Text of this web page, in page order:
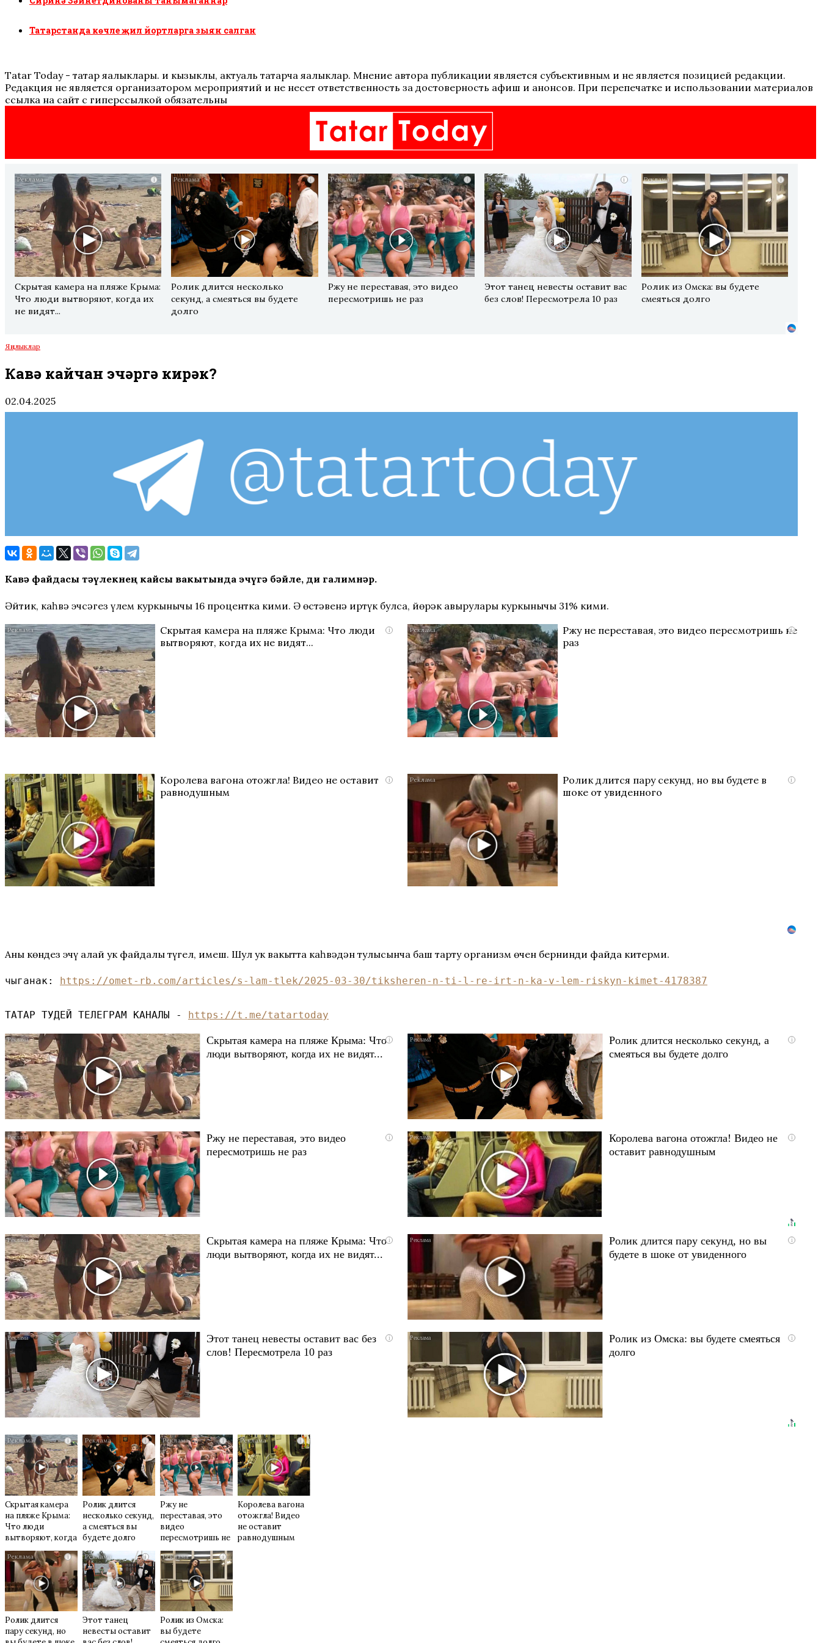
Татарстанда көчле җил йортларга зыян салган
Tatar Today - татар яңалыклары. иң кызыклы, актуаль татарча яңалыклар. Мнение автора публикации является субъективным и не является позицией редакции.
Редакция не является организатором мероприятий и не несет ответственность за достоверность афиш и анонсов. При перепечатке и использовании материалов
ссылка на сайт с гиперссылкой обязательны
i
Скрытая камера на пляже Крыма:
Что люди вытворяют, когда их
не видят...
i
Ролик длится несколько
секунд, а смеяться вы будете
долго
i
Ржу не переставая, это видео
пересмотришь не раз
i
Этот танец невесты оставит вас
без слов! Пересмотрела 10 раз
i
Ролик из Омска: вы будете
смеяться долго
Яңалыклар
Каһвә кайчан эчәргә кирәк?
02.04.2025
Каһвә файдасы тәүлекнең кайсы вакытында эчүгә бәйле, ди галимнәр.
Әйтик, каһвә эчсәгез үлем куркынычы 16 процентка кими. Ә өстәвенә иртүк булса, йөрәк авырулары куркынычы 31% кими.
i
Скрытая камера на пляже Крыма: Что люди
вытворяют, когда их не видят...
i
Ржу не переставая, это видео пересмотришь не
раз
i
Королева вагона отожгла! Видео не оставит
равнодушным
i
Ролик длится пару секунд, но вы будете в
шоке от увиденного
Аны көндез эчү алай ук файдалы түгел, имеш. Шул ук вакытта каһвәдән тулысынча баш тарту организм өчен бернинди файда китерми.
чыганак: https://omet-rb.com/articles/s-lam-tlek/2025-03-30/tiksheren-n-ti-l-re-irt-n-ka-v-lem-riskyn-kimet-4178387
ТАТАР ТУДЕЙ ТЕЛЕГРАМ КАНАЛЫ - https://t.me/tatartoday
i
Скрытая камера на пляже Крыма: Что
люди вытворяют, когда их не видят...
i
Ролик длится несколько секунд, а
смеяться вы будете долго
i
Ржу не переставая, это видео
пересмотришь не раз
i
Королева вагона отожгла! Видео не
оставит равнодушным
i
Скрытая камера на пляже Крыма: Что
люди вытворяют, когда их не видят...
i
Ролик длится пару секунд, но вы
будете в шоке от увиденного
i
Этот танец невесты оставит вас без
слов! Пересмотрела 10 раз
i
Ролик из Омска: вы будете смеяться
долго
i
Скрытая камера
на пляже Крыма:
Что люди
вытворяют, когда
их не видят...
i
Ролик длится
несколько секунд,
а смеяться вы
будете долго
i
Ржу не
переставая, это
видео
пересмотришь не
раз
i
Королева вагона
отожгла! Видео
не оставит
равнодушным
i
Ролик длится
пару секунд, но
i
Этот танец
невесты оставит
i
Ролик из Омска:
вы будете